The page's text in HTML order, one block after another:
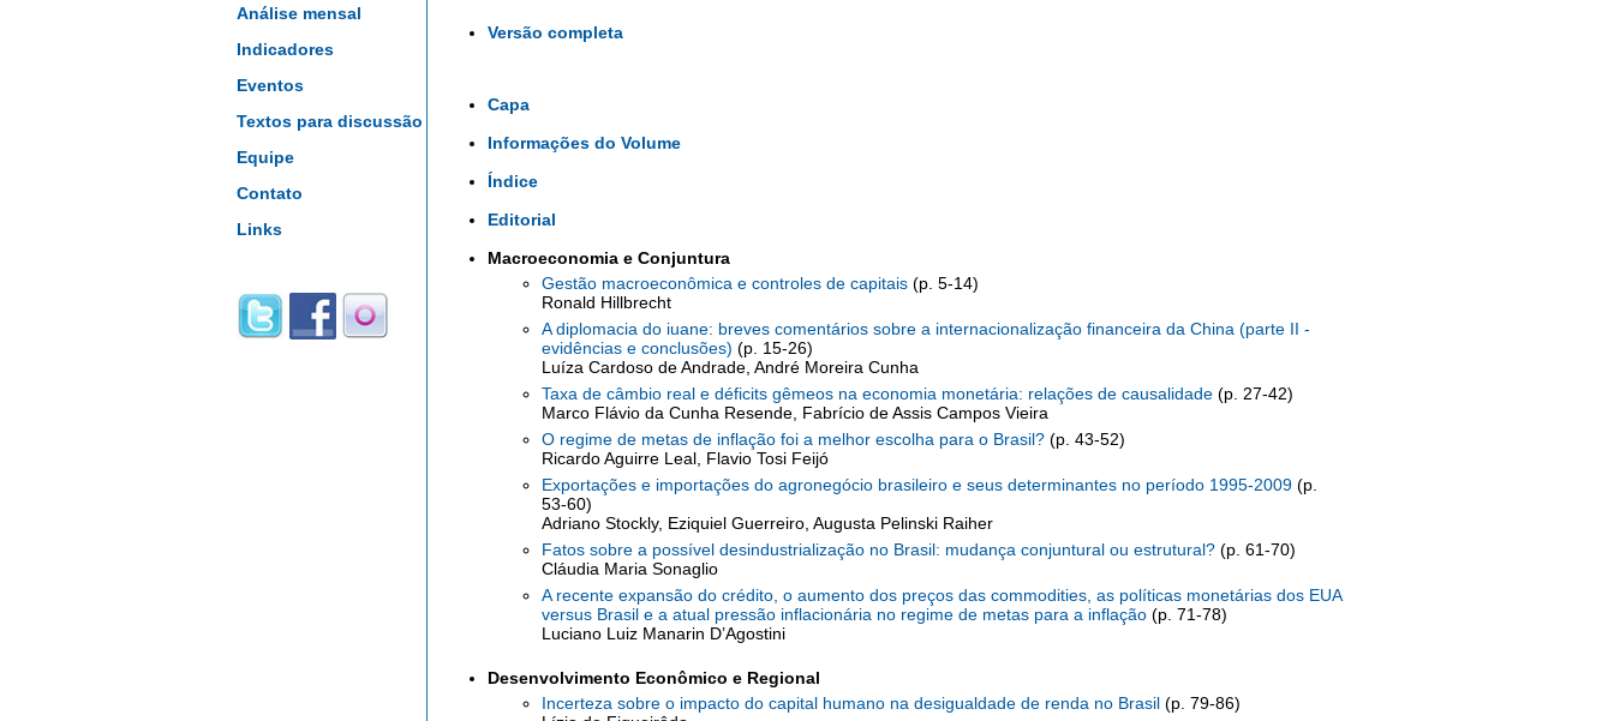
Análise mensal
Indicadores
Eventos
Textos para discussão
Equipe
Contato
Links
Versão completa
Capa
Informações do Volume
Índice
Editorial
Macroeconomia e Conjuntura
Gestão macroeconômica e controles de capitais (p. 5-14)
Ronald Hillbrecht
A diplomacia do iuane: breves comentários sobre a internacionalização financeira da China (parte II -
evidências e conclusões) (p. 15-26)
Luíza Cardoso de Andrade, André Moreira Cunha
Taxa de câmbio real e déficits gêmeos na economia monetária: relações de causalidade (p. 27-42)
Marco Flávio da Cunha Resende, Fabrício de Assis Campos Vieira
O regime de metas de inflação foi a melhor escolha para o Brasil? (p. 43-52)
Ricardo Aguirre Leal, Flavio Tosi Feijó
Exportações e importações do agronegócio brasileiro e seus determinantes no período 1995-2009 (p.
53-60)
Adriano Stockly, Eziquiel Guerreiro, Augusta Pelinski Raiher
Fatos sobre a possível desindustrialização no Brasil: mudança conjuntural ou estrutural? (p. 61-70)
Cláudia Maria Sonaglio
A recente expansão do crédito, o aumento dos preços das commodities, as políticas monetárias dos EUA
versus Brasil e a atual pressão inflacionária no regime de metas para a inflação (p. 71-78)
Luciano Luiz Manarin D’Agostini
Desenvolvimento Econômico e Regional
Incerteza sobre o impacto do capital humano na desigualdade de renda no Brasil (p. 79-86)